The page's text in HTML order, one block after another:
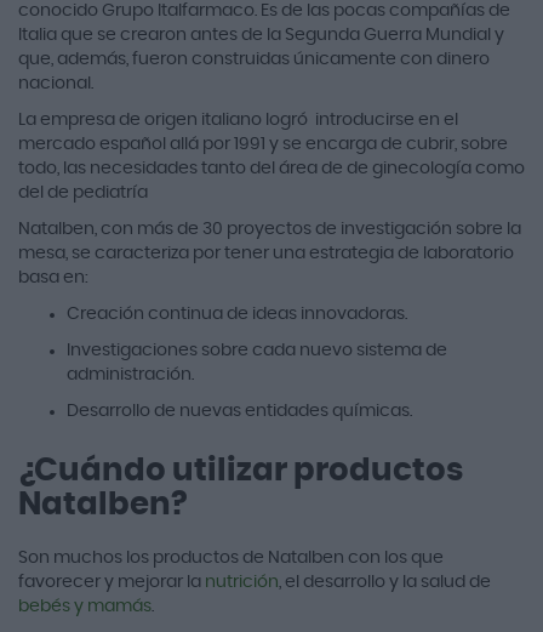
conocido Grupo Italfarmaco. Es de las pocas compañías de
Italia que se crearon antes de la Segunda Guerra Mundial y
que, además, fueron construidas únicamente con dinero
nacional.
La empresa de origen italiano logró introducirse en el
mercado español allá por 1991 y se encarga de cubrir, sobre
todo, las necesidades tanto del área de de ginecología como
del de pediatría
Natalben, con más de 30 proyectos de investigación sobre la
mesa, se caracteriza por tener una estrategia de laboratorio
basa en:
Creación continua de ideas innovadoras.
Investigaciones sobre cada nuevo sistema de
administración.
Desarrollo de nuevas entidades químicas.
¿Cuándo utilizar productos
Natalben?
Son muchos los productos de Natalben con los que
favorecer y mejorar la nutrición, el desarrollo y la salud de
bebés y mamás.